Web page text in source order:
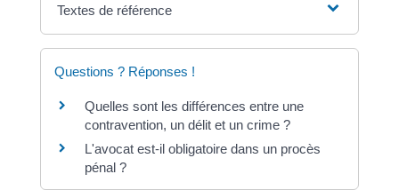
Textes de référence
Questions ? Réponses !
Quelles sont les différences entre une
contravention, un délit et un crime ?
L'avocat est-il obligatoire dans un procès
pénal ?